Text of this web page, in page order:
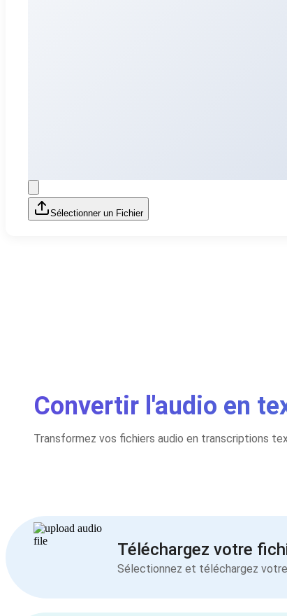
Sélectionner un Fichier
Convertir l'audio en
Transformez vos fichiers audio en transcriptions
Téléchargez votre
Sélectionnez et téléchargez votre